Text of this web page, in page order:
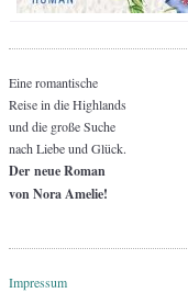
Eine romantische
Reise in die Highlands
und die große Suche
nach Liebe und Glück.
Der neue Roman
von Nora Amelie!
Impressum